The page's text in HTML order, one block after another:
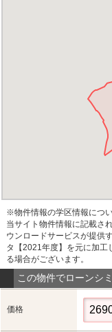
※物件情報の学区情報につ
当サイト物件情報に記載さ
ウンロードサービスが提供
タ【2021年度】を元に加工
る場合がございます。
この物件でローンシ
価格